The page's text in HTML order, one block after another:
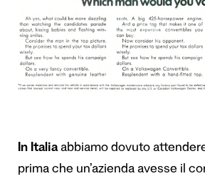
In Italiaabbiamo dovuto
prima che un’azienda avesse il